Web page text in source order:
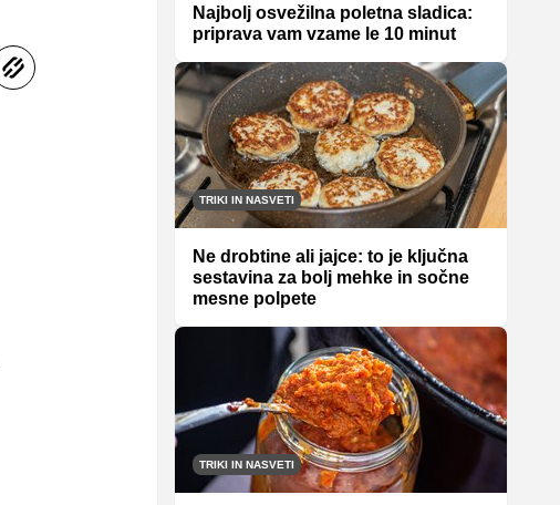
Najbolj osvežilna poletna sladica:
priprava vam vzame le 10 minut
TRIKI IN NASVETI
Ne drobtine ali jajce: to je ključna
sestavina za bolj mehke in sočne
mesne polpete
TRIKI IN NASVETI